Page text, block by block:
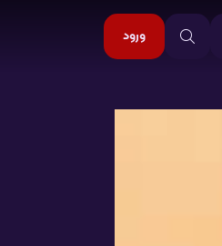
ورود